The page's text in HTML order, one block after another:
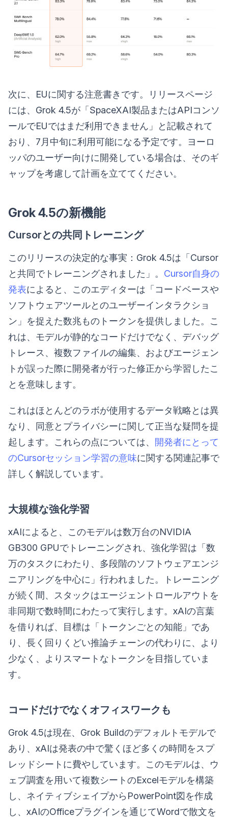
次に、EUに関する注意書きです。リリースページ
には、Grok 4.5が「SpaceXAI製品またはAPIコンソ
ールでEUではまだ利用できません」と記載されて
おり、7月中旬に利用可能になる予定です。ヨーロ
ッパのユーザー向けに開発している場合は、そのギ
ャップを考慮して計画を立ててください。
Grok 4.5の新機能
Cursorとの共同トレーニング
このリリースの決定的な事実：Grok 4.5は「Cursor
と共同でトレーニングされました」。 Cursor自身の
発表によると、このエディターは「コードベースや
ソフトウェアツールとのユーザーインタラクショ
ン」を捉えた数兆ものトークンを提供しました。こ
れは、モデルが静的なコードだけでなく、デバッグ
トレース、複数ファイルの編集、およびエージェン
トが誤った際に開発者が行った修正から学習したこ
とを意味します。
これはほとんどのラボが使用するデータ戦略とは異
なり、同意とプライバシーに関して正当な疑問を提
起します。これらの点については、 開発者にとって
のCursorセッション学習の意味に関する関連記事で
詳しく解説しています。
大規模な強化学習
xAIによると、このモデルは数万台のNVIDIA
GB300 GPUでトレーニングされ、強化学習は「数
万のタスクにわたり、多段階のソフトウェアエンジ
ニアリングを中心に」行われました。トレーニング
が続く間、スタックはエージェントロールアウトを
非同期で数時間にわたって実行します。xAIの言葉
を借りれば、目標は「トークンごとの知能」であ
り、長く回りくどい推論チェーンの代わりに、より
少なく、よりスマートなトークンを目指していま
す。
コードだけでなくオフィスワークも
Grok 4.5は現在、Grok Buildのデフォルトモデルで
あり、xAIは発表の中で驚くほど多くの時間をスプ
レッドシートに費やしています。このモデルは、ウ
ェブ調査を用いて複数シートのExcelモデルを構築
し、ネイティブシェイプからPowerPoint図を作成
し、xAIのOfficeプラグインを通じてWordで散文を